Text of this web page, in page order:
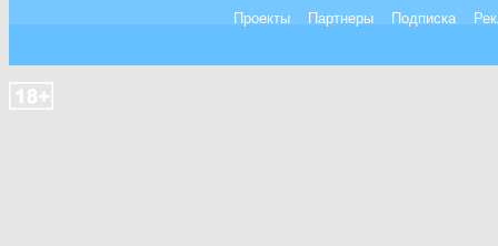
Проекты Партнеры Подписка